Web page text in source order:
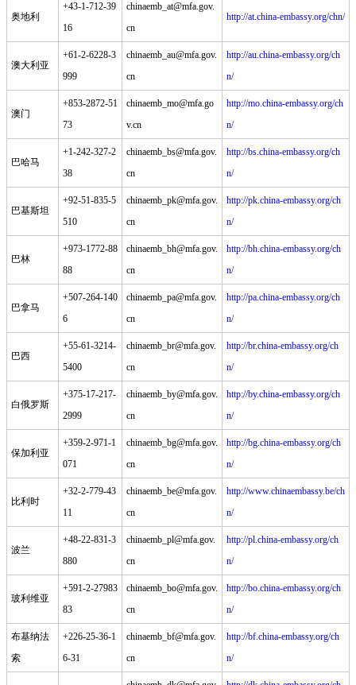
奥地利
+43-1-712-39
16
chinaemb_at@mfa.gov.
cn
http://at.china-embassy.org/chn/
澳大利亚
+61-2-6228-3
999
chinaemb_au@mfa.gov.
cn
http://au.china-embassy.org/ch
n/
澳门
+853-2872-51
73
chinaemb_mo@mfa.go
v.cn
http://mo.china-embassy.org/ch
n/
巴哈马
+1-242-327-2
38
chinaemb_bs@mfa.gov.
cn
http://bs.china-embassy.org/ch
n/
巴基斯坦
+92-51-835-5
510
chinaemb_pk@mfa.gov.
cn
http://pk.china-embassy.org/ch
n/
巴林
+973-1772-88
88
chinaemb_bh@mfa.gov.
cn
http://bh.china-embassy.org/ch
n/
巴拿马
+507-264-140
6
chinaemb_pa@mfa.gov.
cn
http://pa.china-embassy.org/ch
n/
巴西
+55-61-3214-
5400
chinaemb_br@mfa.gov.
cn
http://br.china-embassy.org/ch
n/
白俄罗斯
+375-17-217-
2999
chinaemb_by@mfa.gov.
cn
http://by.china-embassy.org/ch
n/
保加利亚
+359-2-971-1
071
chinaemb_bg@mfa.gov.
cn
http://bg.china-embassy.org/ch
n/
比利时
+32-2-779-43
11
chinaemb_be@mfa.gov.
cn
http://www.chinaembassy.be/ch
n/
波兰
+48-22-831-3
880
chinaemb_pl@mfa.gov.
cn
http://pl.china-embassy.org/ch
n/
玻利维亚
+591-2-27983
83
chinaemb_bo@mfa.gov.
cn
http://bo.china-embassy.org/ch
n/
布基纳法
索
+226-25-36-1
6-31
chinaemb_bf@mfa.gov.
cn
http://bf.china-embassy.org/ch
n/